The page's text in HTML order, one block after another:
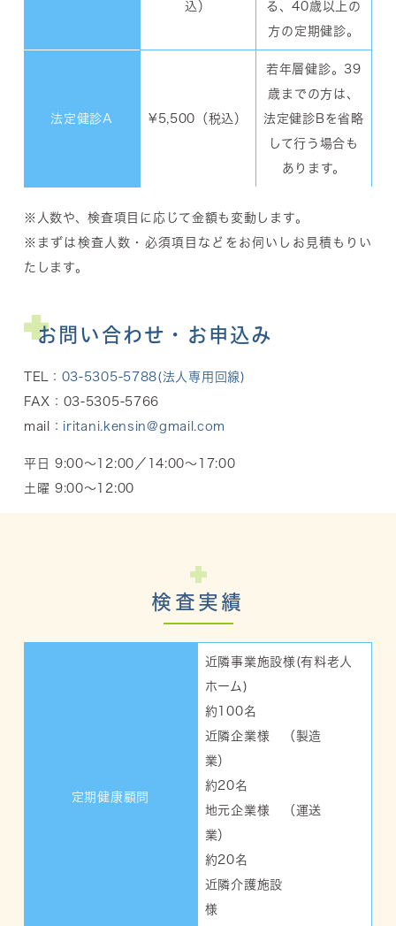
込） る、40歳以上の
方の定期健診。
法定健診A ¥5,500（税込）
若年層健診。39
歳までの方は、
法定健診Bを省略
して行う場合も
あります。
※人数や、検査項目に応じて金額も変動します。
※まずは検査人数・必須項目などをお伺いしお見積もりい
たします。
お問い合わせ・お申込み
TEL： 03-5305-5788(法人専用回線)
FAX：03-5305-5766
mail： iritani.kensin@gmail.com
平日 9:00～12:00／14:00～17:00
土曜 9:00～12:00
検査実績
定期健康顧問
近隣事業施設様(有料老人
ホーム)
約100名
近隣企業様 （製造
業）
約20名
地元企業様 （運送
業）
約20名
近隣介護施設
様